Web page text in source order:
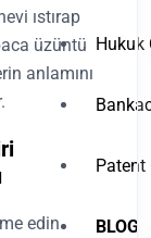
Hukuk
Patent
BLOG
ıstırap
üzüntü
anlamını
edin